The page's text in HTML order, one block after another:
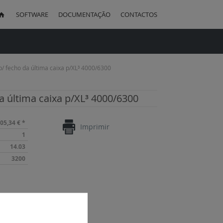
SOFTWARE DOCUMENTAÇÃO CONTACTOS
fecho da última caixa p/XL³ 4000/6300
caixa p/XL³ 4000/6300
€ *
1
14.03
3200
Imprimir